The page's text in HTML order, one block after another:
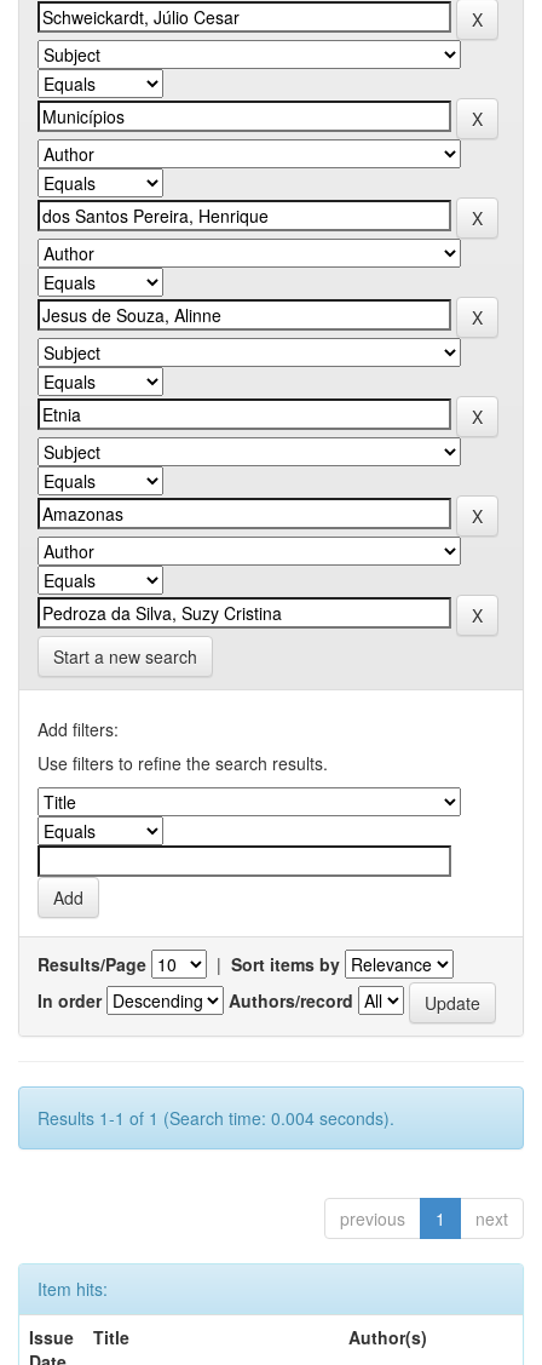
Start a new search
Add filters:
Use filters to refine the search results.
Results/Page | Sort items by
In order
Authors/record
Results 1-1 of 1 (Search time: 0.004 seconds).
previous 1 next
Item hits:
Issue
Title Author(s)